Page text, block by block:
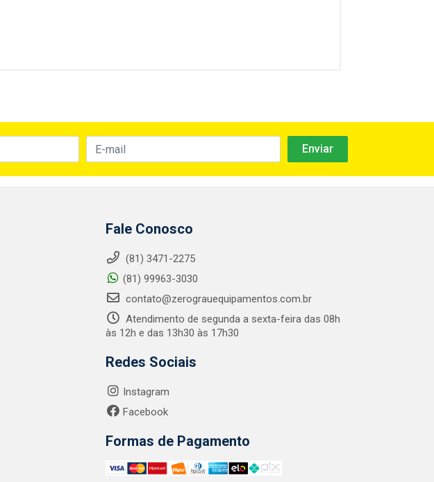
Fale Conosco
(81) 3471-2275
(81) 99963-3030
contato@zerograuequipamentos.com.br
Atendimento de segunda a sexta-feira das 08h
às 12h e das 13h30 às 17h30
Redes Sociais
Instagram
Facebook
Formas de Pagamento